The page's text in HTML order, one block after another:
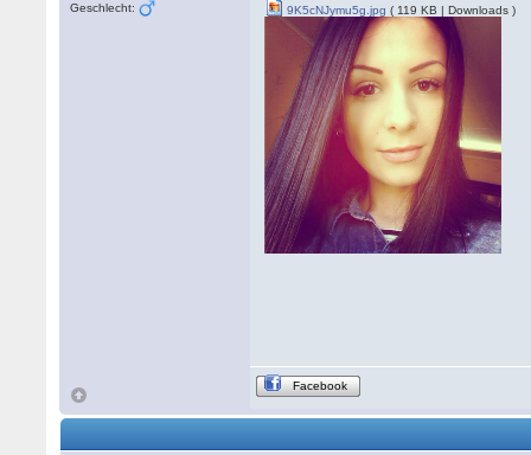
Geschlecht:
9K5cNJymu5g.jpg ( 119 KB | Downloads )
Facebook